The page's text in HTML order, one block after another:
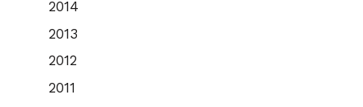
2014
2013
2012
2011